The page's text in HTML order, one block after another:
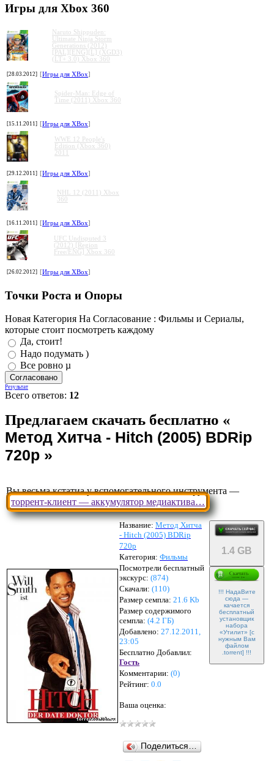
Игры для Xbox 360
Naruto Shippuden:
Ultimate Ninja Storm
Generations (2012)
[PAL][ENG][L] (XGD3)
(LT+ 3.0) Xbox 360
[28.03.2012] [Игры для XBox]
Spider-Man: Edge of
Time (2011) Xbox 360
[15.11.2011] [Игры для XBox]
WWE 12 People's
Edition (Xbox 360)
2011
[29.12.2011] [Игры для XBox]
NHL 12 (2011) Xbox
360
[16.11.2011] [Игры для XBox]
UFC Undisputed 3
(2012) [Region
Free/ENG] Xbox 360
[26.02.2012] [Игры для XBox]
Точки Роста и Опоры
Новая Категория На Согласование : Фильмы и Сериалы,
которые стоит посмотреть каждому
Да, стоит!
Надо подумать )
Все ровно µ
Результат
Всего ответов: 12
Вы весьма кстатиа у вспомогательного инструмента —
торрент-клиент — аккумулятор медиактива…
Название: Метод Хитча
- Hitch (2005) BDRip
720p
1.4 GB
!!! НадаВите
сюда —
качается
бесплатный
установщик
набора
«Утилит» [с
нужным Вам
файлом
.torrent] !!!
Категория: Фильмы
Посмотрели бесплатный
экскурс: (874)
Скачали: (110)
Размер семпла: 21.6 Kb
Размер содержимого
семпла: (4.2 ГБ)
Добавлено: 27.12.2011,
23:05
Бесплатно Добавлил:
Гость
Комментарии: (0)
Рейтинг: 0.0
Ваша оценка:
Поделиться…